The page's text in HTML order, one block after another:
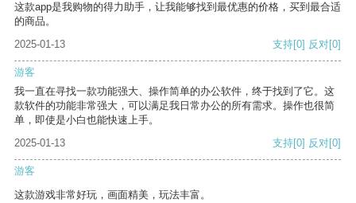
这款app是我购物的得力助手，让我能够找到最优惠的价格，买到最合适
的商品。
2025-01-13
支持[0] 反对[0]
游客
我一直在寻找一款功能强大、操作简单的办公软件，终于找到了它。这
款软件的功能非常强大，可以满足我日常办公的所有需求。操作也很简
单，即使是小白也能快速上手。
2025-01-13
支持[0] 反对[0]
游客
这款游戏非常好玩，画面精美，玩法丰富。